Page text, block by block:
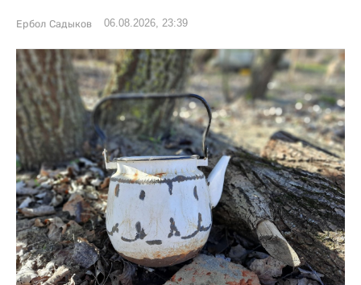
Ербол Садыков 06.08.2026, 23:39